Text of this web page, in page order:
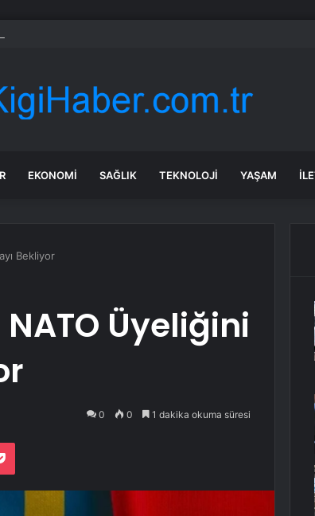
Butlan’ Uyarısı
EKONOMI SAĞLIK TEKNOLOJI YAŞAM
Bekliyor
Üyeliğini
0 0 1 dakika okuma süresi
Pocket